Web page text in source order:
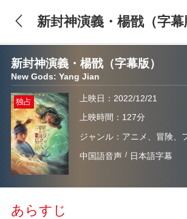
新封神演義・楊戩（字幕
新封神演義・楊戩（字幕版）
New Gods: Yang Jian
独占
上映日：2022/12/21
上映時間：127分
ジャンル：アニメ、冒険、
中国語音声 / 日本語字幕
あらすじ